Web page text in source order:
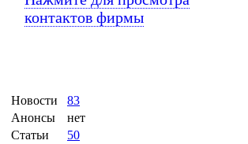
контактов фирмы
Новости
83
Анонсы
нет
Статьи
50